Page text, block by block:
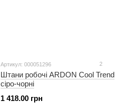
Артикул: 000051296 2
Штани робочі ARDON Cool Trend
сіро-чорні
1 418.00 грн